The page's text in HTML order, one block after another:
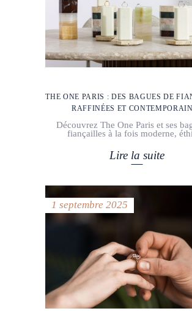
THE ONE PARIS : DES BAGUES DE
RAFFINÉES ET
Découvrez The One Paris et ses
fiançailles à la fois moderne,
Lire la suite
1 septembre 2025